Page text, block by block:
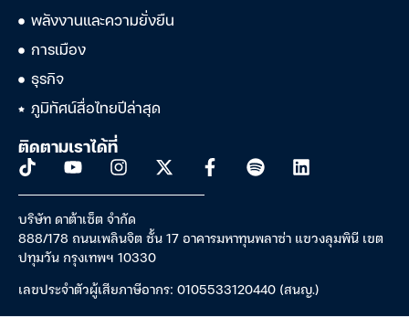
พลังงานและความยั่งยืน
การเมือง
ธุรกิจ
ภูมิทัศน์สื่อไทยปีล่าสุด
ติดตามเราได้ที่
บริษัท ดาต้าเซ็ต จำกัด
888/178 ถนนเพลินจิต ชั้น 17 อาคารมหาทุนพลาซ่า แขวงลุมพินี เขต
ปทุมวัน กรุงเทพฯ 10330
เลขประจำตัวผู้เสียภาษีอากร: 0105533120440 (สนญ.)